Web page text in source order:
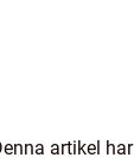
artikel har